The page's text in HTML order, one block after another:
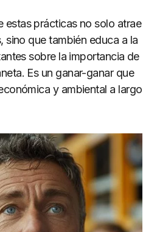
estas prácticas no solo atrae
sino que también educa a la
sobre la importancia de
Es un ganar-ganar que
y ambiental a largo